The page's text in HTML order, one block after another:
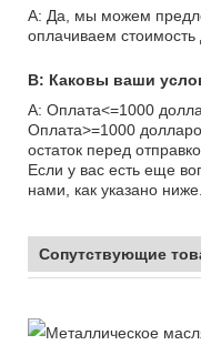
A: Да, мы можем
оплачиваем стоимость
В: Каковы ваши
А: Оплата<=1000
Оплата>=1000
остаток перед
Если у вас есть еще
нами, как указано
Сопутствующие